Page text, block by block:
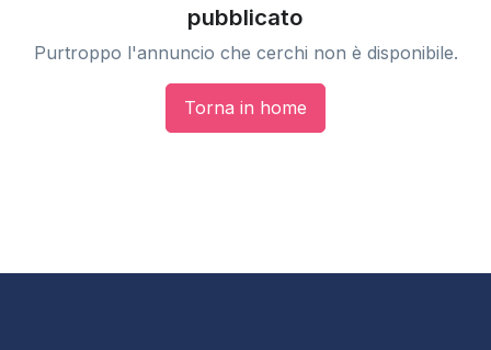
pubblicato
Purtroppo l'annuncio che cerchi non è disponibile.
Torna in home